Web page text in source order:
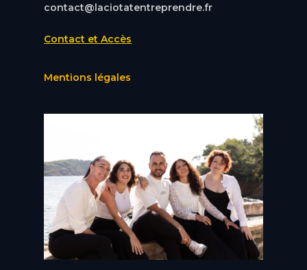
contact@laciotatentreprendre.fr
Contact et Accès
Mentions légales